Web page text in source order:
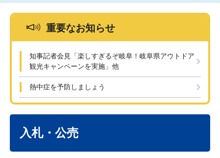
重要なお知らせ
知事記者会見「楽しすぎるぞ岐阜！岐阜県アウトドア
観光キャンペーンを実施」他
熱中症を予防しましょう
入札・公売